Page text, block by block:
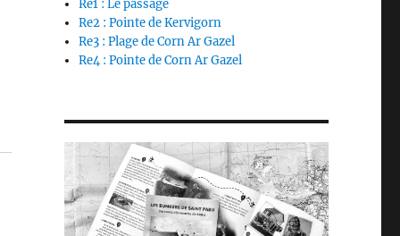
Re1 : Le passage
Re2 : Pointe de Kervigorn
Re3 : Plage de Corn Ar Gazel
Re4 : Pointe de Corn Ar Gazel